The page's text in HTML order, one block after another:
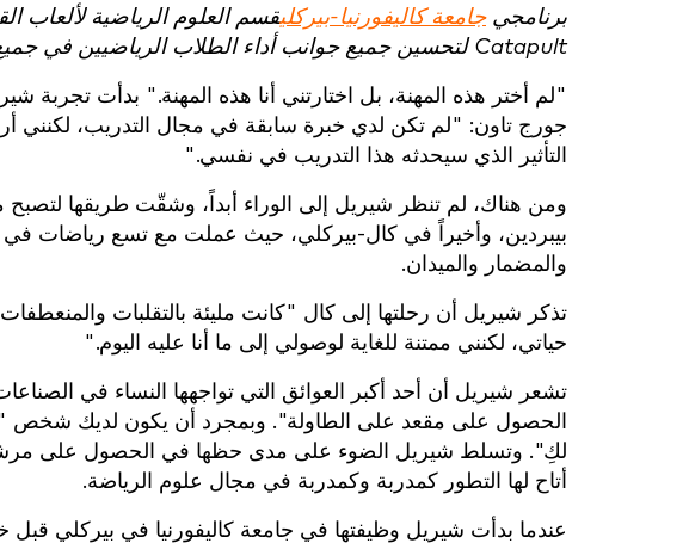
برنامجيجامعة كاليفورنيا-بيركليقسم العلوم الرياضية لألعاب
Catapult لتحسين جميع جوانب أداء الطلاب الرياضيين في جميع البرامج الرياضية في جامعة كاليفورنيا-بيركلي.
"لم أختر هذه المهنة، بل اختارتني أنا هذه المهنة." بدأت تجربة
جورج تاون: "لم تكن لدي خبرة سابقة في مجال التدريب،
التأثير الذي سيحدثه هذا التدريب في نفسي."
ومن هناك، لم تنظر شيريل إلى الوراء أبداً، وشقّت طريقها
بيبردين، وأخيراً في كال-بيركلي، حيث عملت مع تسع رياضات
والمضمار والميدان.
تذكر شيريل أن رحلتها إلى كال "كانت مليئة بالتقلبات
حياتي، لكنني ممتنة للغاية لوصولي إلى ما أنا عليه اليوم."
تشعر شيريل أن أحد أكبر العوائق التي تواجهها النساء في
الحصول على مقعد على الطاولة". وبمجرد أن يكون لديك شخص
لكِ". وتسلط شيريل الضوء على مدى حظها في الحصول على
أتاح لها التطور كمدربة وكمدربة في مجال علوم الرياضة.
عندما بدأت شيريل وظيفتها في جامعة كاليفورنيا في بيركلي